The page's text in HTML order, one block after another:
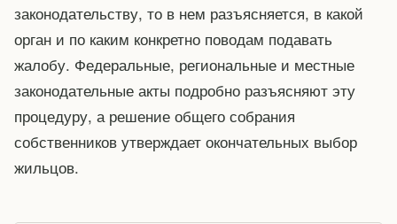
законодательству, то в нем разъясняется, в какой
орган и по каким конкретно поводам подавать
жалобу. Федеральные, региональные и местные
законодательные акты подробно разъясняют эту
процедуру, а решение общего собрания
собственников утверждает окончательных выбор
жильцов.